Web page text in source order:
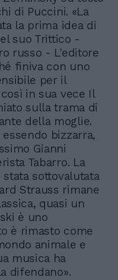
di Puccini. «La
la prima idea di
suo Trittico -
russo - L'editore
finiva con uno
per il
in sua vece Il
sulla trama di
della moglie.
bizzarra,
Gianni
Tabarro. La
sottovalutata
Strauss rimane
quasi un
è uno
è rimasto come
animale e
musica ha
difendano».